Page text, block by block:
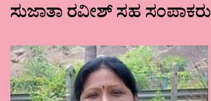
ಸುಜಾತಾ ರವೀಶ್ ಸಹ ಸಂಪಾಕರು